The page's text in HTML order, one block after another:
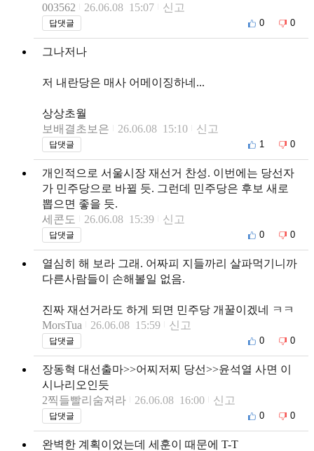
003562
26.06.08 15:07 신고
답댓글 0 0
그나저나
저 내란당은 매사 어메이징하네...
상상초월
보배결초보은
26.06.08 15:10 신고
답댓글 1 0
개인적으로 서울시장 재선거 찬성. 이번에는 당선자
가 민주당으로 바뀔 듯. 그런데 민주당은 후보 새로
뽑으면 좋을 듯.
세콘도
26.06.08 15:39 신고
답댓글 0 0
열심히 해 보라 그래. 어짜피 지들까리 살파먹기니까
다른사람들이 손해볼일 없음.
진짜 재선거라도 하게 되면 민주당 개꿀이겠네 ㅋㅋ
MorsTua
26.06.08 15:59 신고
답댓글 0 0
장동혁 대선출마>>어찌저찌 당선>>윤석열 사면 이
시나리오인듯
2찍들빨리숨져라
26.06.08 16:00 신고
답댓글 0 0
완벽한 계획이었는데 세훈이 때문에 T-T